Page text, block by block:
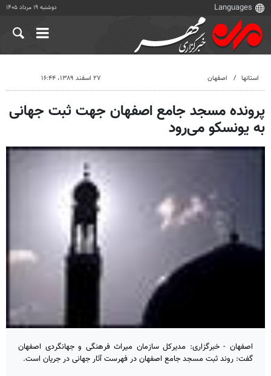
دوشنبه ۱۹ مرداد ۱۴۰۵
استانها اصفهان ۲۷ اسفند ۱۳۸۹، ۱۶:۴۴
پرونده مسجد جامع اصفهان جهت ثبت جهانی
به یونسکو می‌رود
اصفهان - خبرگزاری: مدیرکل سازمان میراث فرهنگی و جهانگردی اصفهان
گفت: روند ثبت مسجد جامع اصفهان در فهرست آثار جهانی در جریان است.